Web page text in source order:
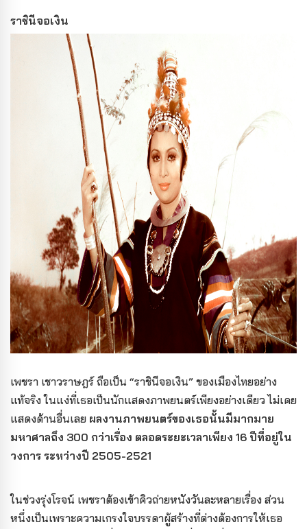
ราชินีจอเงิน
เพชรา เชาวราษฎร์ ถือเป็น “ราชินีจอเงิน” ของเมืองไทยอย่าง
แท้จริง ในแง่ที่เธอเป็นนักแสดงภาพยนตร์เพียงอย่างเดียว ไม่เคย
แสดงด้านอื่นเลย ผลงานภาพยนตร์ของเธอนั้นมีมากมาย
มหาศาลถึง 300 กว่าเรื่อง ตลอดระยะเวลาเพียง 16 ปีที่อยู่ใน
วงการ ระหว่างปี 2505-2521
ในช่วงรุ่งโรจน์ เพชราต้องเข้าคิวถ่ายหนังวันละหลายเรื่อง ส่วน
หนึ่งเป็นเพราะความเกรงใจบรรดาผู้สร้างที่ต่างต้องการให้เธอ